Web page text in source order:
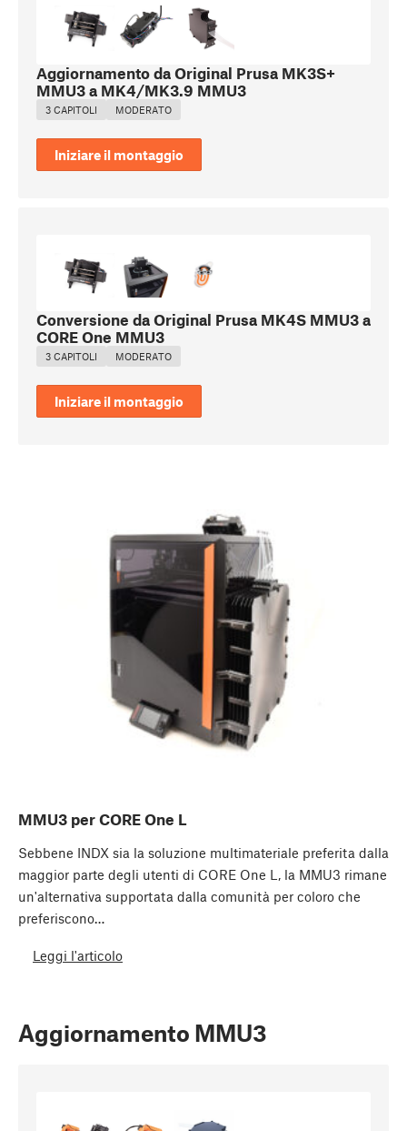
Aggiornamento da Original Prusa MK3S+
MMU3 a MK4/MK3.9 MMU3
3 CAPITOLI MODERATO
Iniziare il montaggio
Conversione da Original Prusa MK4S MMU3 a
CORE One MMU3
3 CAPITOLI MODERATO
Iniziare il montaggio
MMU3 per CORE One L
Sebbene INDX sia la soluzione multimateriale preferita dalla
maggior parte degli utenti di CORE One L, la MMU3 rimane
un'alternativa supportata dalla comunità per coloro che
preferiscono…
Leggi l'articolo
Aggiornamento MMU3